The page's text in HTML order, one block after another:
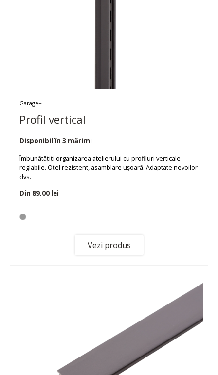
Garage+
Profil vertical
Disponibil în 3 mărimi
Îmbunătățiți organizarea atelierului cu profiluri verticale
reglabile. Oțel rezistent, asamblare ușoară. Adaptate nevoilor
dvs.
Din 89,00 lei
Vezi produs